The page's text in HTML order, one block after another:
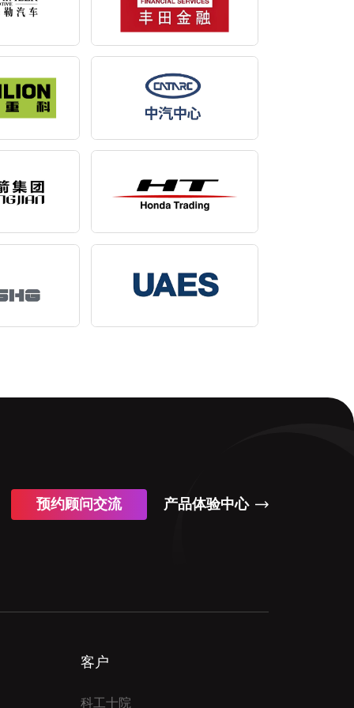
预约顾问交流 产品体验中心
客户
科工十院